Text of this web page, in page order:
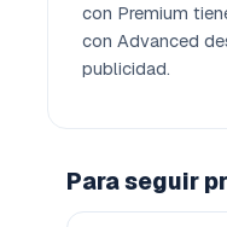
con Premium
con Advanced
publicidad.
Para seguir